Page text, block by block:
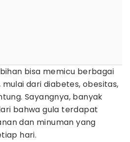
bisa memicu berbagai
dari diabetes, obesitas,
Sayangnya, banyak
bahwa gula terdapat
dan minuman yang
hari.